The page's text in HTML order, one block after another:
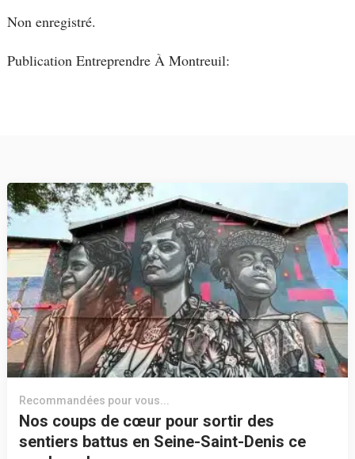
Non enregistré.
Publication Entreprendre À Montreuil:
Recommandées pour vous...
Nos coups de cœur pour sortir des
sentiers battus en Seine-Saint-Denis ce